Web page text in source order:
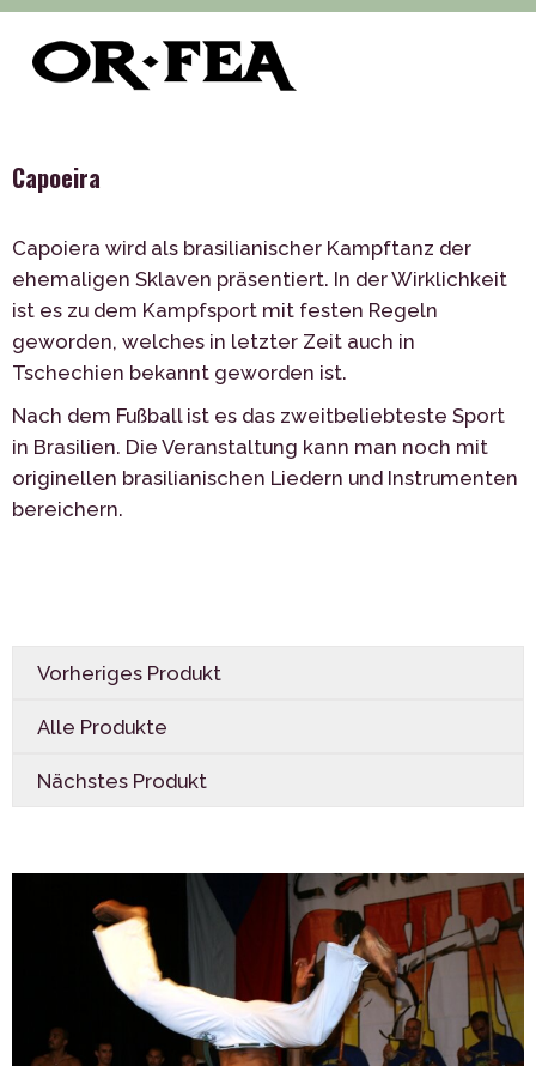
of-fea, programmzentrum > Služby
Tanz > Capoeira
Capoeira
Capoiera wird als brasilianischer Kampftanz der
ehemaligen Sklaven präsentiert. In der Wirklichkeit
ist es zu dem Kampfsport mit festen Regeln
geworden, welches in letzter Zeit auch in
Tschechien bekannt geworden ist.
Nach dem Fußball ist es das zweitbeliebteste Sport
in Brasilien. Die Veranstaltung kann man noch mit
originellen brasilianischen Liedern und Instrumenten
bereichern.
Vorheriges Produkt
Alle Produkte
Nächstes Produkt